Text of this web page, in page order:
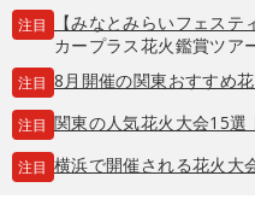
注目 【みなとみらいフェステ
カープラス花火鑑賞ツア
注目 8月開催の関東おすすめ
注目 関東の人気花火大会15選
注目 横浜で開催される花火大